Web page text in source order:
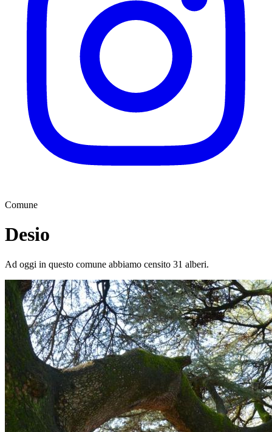
Comune
Desio
Ad oggi in questo comune abbiamo censito 31 alberi.